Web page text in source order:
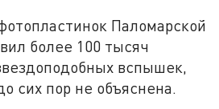
Паломарской
более 100 тысяч
вспышек,
сих пор не объяснена.